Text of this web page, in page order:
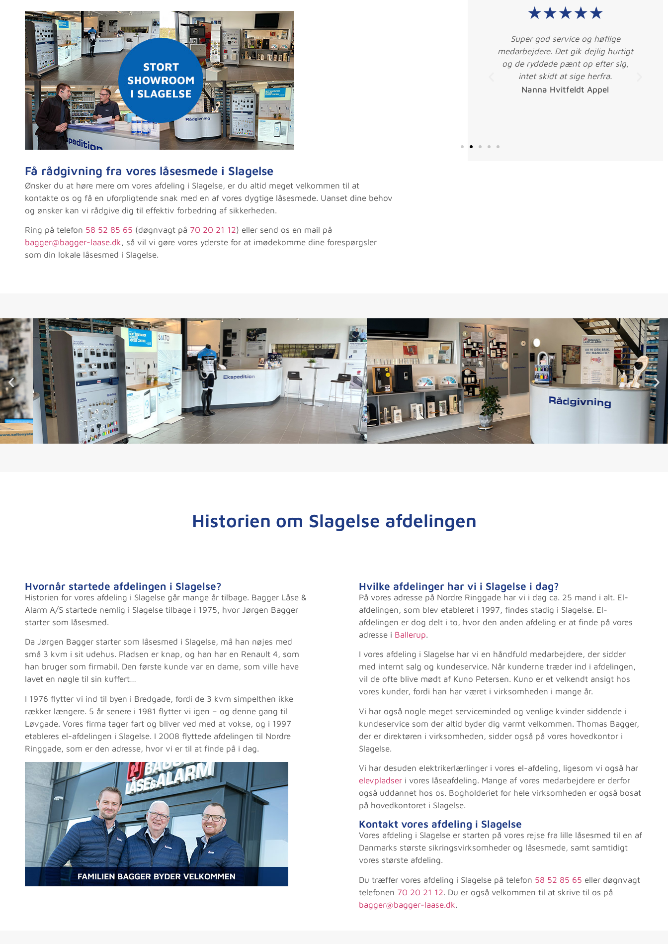
Få rådgivning fra vores låsesmede i Slagelse
Ønsker du at høre mere om vores afdeling i Slagelse, er du altid meget velkommen til at
kontakte os og få en uforpligtende snak med en af vores dygtige låsesmede. Uanset dine behov
og ønsker kan vi rådgive dig til effektiv forbedring af sikkerheden.
Ring på telefon 58 52 85 65 (døgnvagt på 70 20 21 12) eller send os en mail på
bagger@bagger-laase.dk, så vil vi gøre vores yderste for at imødekomme dine forespørgsler
som din lokale låsesmed i Slagelse.
★★★★★
Dygtig og kompetent og
tillidsvækkende hjælp og gode råd
med på vejen. Tak for fin service.
Marie Marcuslund-Reuss
Super god service og høflige
medarbejdere. Det gik dejlig hurtigt
og de ryddede pænt op efter sig,
intet skidt at sige herfra.
Nanna Hvitfeldt Appel
Historien om Slagelse afdelingen
Hvornår startede afdelingen i Slagelse?
Historien for vores afdeling i Slagelse går mange år tilbage. Bagger Låse &
Alarm A/S startede nemlig i Slagelse tilbage i 1975, hvor Jørgen Bagger
starter som låsesmed.
Da Jørgen Bagger starter som låsesmed i Slagelse, må han nøjes med
små 3 kvm i sit udehus. Pladsen er knap, og han har en Renault 4, som
han bruger som firmabil. Den første kunde var en dame, som ville have
lavet en nøgle til sin kuffert…
I 1976 flytter vi ind til byen i Bredgade, fordi de 3 kvm simpelthen ikke
rækker længere. 5 år senere i 1981 flytter vi igen – og denne gang til
Løvgade. Vores firma tager fart og bliver ved med at vokse, og i 1997
etableres el-afdelingen i Slagelse. I 2008 flyttede afdelingen til Nordre
Ringgade, som er den adresse, hvor vi er til at finde på i dag.
Hvilke afdelinger har vi i Slagelse i dag?
På vores adresse på Nordre Ringgade har vi i dag ca. 25 mand i alt. El-
afdelingen, som blev etableret i 1997, findes stadig i Slagelse. El-
afdelingen er dog delt i to, hvor den anden afdeling er at finde på vores
adresse i Ballerup.
I vores afdeling i Slagelse har vi en håndfuld medarbejdere, der sidder
med internt salg og kundeservice. Når kunderne træder ind i afdelingen,
vil de ofte blive mødt af Kuno Petersen. Kuno er et velkendt ansigt hos
vores kunder, fordi han har været i virksomheden i mange år.
Vi har også nogle meget serviceminded og venlige kvinder siddende i
kundeservice som der altid byder dig varmt velkommen. Thomas Bagger,
der er direktøren i virksomheden, sidder også på vores hovedkontor i
Slagelse.
Vi har desuden elektrikerlærlinger i vores el-afdeling, ligesom vi også har
elevpladser i vores låseafdeling. Mange af vores medarbejdere er derfor
også uddannet hos os. Bogholderiet for hele virksomheden er også bosat
på hovedkontoret i Slagelse.
Kontakt vores afdeling i Slagelse
Vores afdeling i Slagelse er starten på vores rejse fra lille låsesmed til en af
Danmarks største sikringsvirksomheder og låsesmede, samt samtidigt
vores største afdeling.
Du træffer vores afdeling i Slagelse på telefon 58 52 85 65 eller døgnvagt
telefonen 70 20 21 12. Du er også velkommen til at skrive til os på
bagger@bagger-laase.dk.